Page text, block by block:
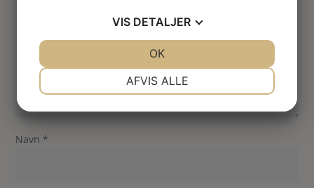
Navn*
VIS DETALJER
AFVIS ALLE
OK